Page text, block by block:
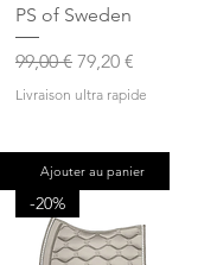
PS of Sweden
Prix original
99,00 € Prix promotionnel
79,20 €
Livraison ultra rapide
Ajouter au panier
-20%